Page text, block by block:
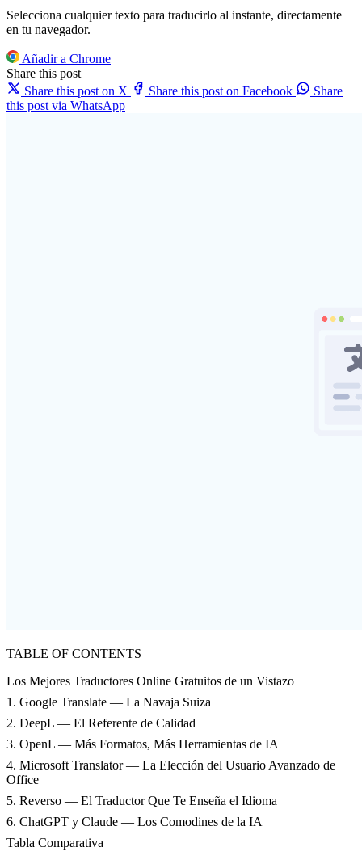
Selecciona cualquier texto para traducirlo al instante, directamente
en tu navegador.
Añadir a Chrome
Share this post
Share this post on X
Share this post on Facebook
Share
this post via WhatsApp
TABLE OF CONTENTS
Los Mejores Traductores Online Gratuitos de un Vistazo
1. Google Translate — La Navaja Suiza
2. DeepL — El Referente de Calidad
3. OpenL — Más Formatos, Más Herramientas de IA
4. Microsoft Translator — La Elección del Usuario Avanzado de
Office
5. Reverso — El Traductor Que Te Enseña el Idioma
6. ChatGPT y Claude — Los Comodines de la IA
Tabla Comparativa